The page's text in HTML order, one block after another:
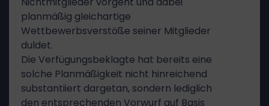
planmäßig gleichartige
Wettbewerbsverstöße seiner Mitglieder
duldet.
Die Verfügungsbeklagte hat bereits eine
solche Planmäßigkeit nicht hinreichend
substantiiert dargetan, sondern lediglich
den entsprechenden Vorwurf auf Basis